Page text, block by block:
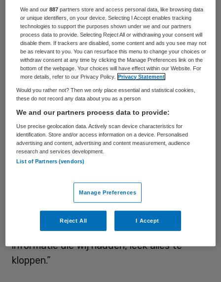
Nep-ambulanceverpleegkundige
Maandag kwam via de Groningse nieuwssite
Sikkomnaar buiten dat het EHBO-plan voor
de marathon was opgesteld door de 22-
jarige man die dit jaar terechtstond omdat
hij zich meermaals had voorgedaan als
ambulancebroeder. De gemeente trok de
vergunning in toen ze onlangs door de
politie op de hoogte werd gesteld dat de
opsteller was van het zorgplan. “Wij
schrokken hier natuurlijk enorm van”, liet
Marianne Bouwman namens de organisatie
eerder op de dag weten. “Op basis van de
informatie die wij hadden, leek alles te
kloppen.”
We and our887 partners store and access personal data, like browsing data
or unique identifiers, on your device. Selecting I Accept enables tracking
technologies to support the purposes shown under we and our partners
process data to provide. Selecting Reject All or withdrawing your consent will
disable them. If trackers are disabled, some content and ads you see may not
be as relevant to you. You can resurface this menu to change your choices or
withdraw consent at any time by clicking the Manage Preferences link on the
bottom of the webpage. Your choices will have effect within our Website. For
more details, refer to our Privacy Policy.
Privacy Statement
Would you rather not? Then we only place essential and statistical cookies,
these do not record any data about you as a person
We and our partners process data to provide:
Use precise geolocation data. Actively scan device characteristics for
identification. Store and/or access information on a device. Personalised
advertising and content, advertising and content measurement, audience
research and services development.
List of Partners (vendors)
Manage Preferences
Reject All I Accept